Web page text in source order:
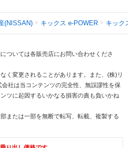
(NISSAN) キックス e-POWER キック
ついては各販売店にお問い合わせくださ
く変更されることがあります。また、(株)リ
社は当コンテンツの完全性、無誤謬性を保
ツに起因するいかなる損害の責も負いかね
または一部を無断で転写、転載、複製する